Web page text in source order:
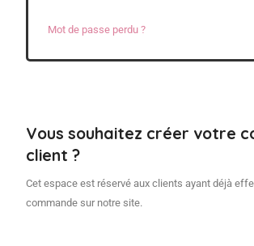
Mot de passe perdu ?
Vous souhaitez créer votre
client ?
Cet espace est réservé aux clients ayant déjà
commande sur notre site.